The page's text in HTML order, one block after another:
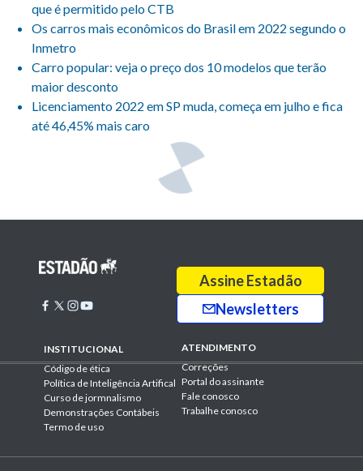
que é permitido pelo CTB
Os carros mais econômicos do Brasil em 2022 segundo o
Inmetro
Carro popular: veja o preço dos 10 modelos que terão
maior desconto
Licenciamento 2022 em SP muda, começa em julho e fica
até 46,45% mais caro